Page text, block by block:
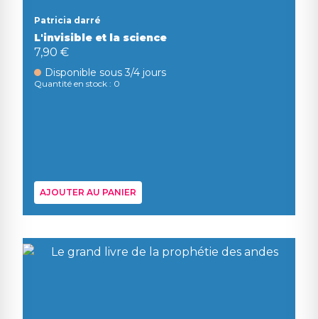
Patricia darré
L'invisible et la science
7,90 €
Disponible sous 3/4 jours
Quantité en stock : 0
AJOUTER AU PANIER